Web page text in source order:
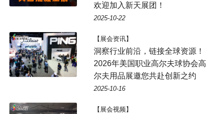
欢迎加入新天展团！
2025-10-22
【展会资讯】
洞察行业前沿，链接全球资源！
2026年美国职业高尔夫球协会高
尔夫用品展邀您共赴创新之约
2025-10-16
【展会视频】